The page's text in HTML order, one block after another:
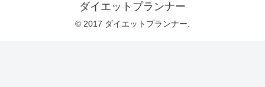
ダイエットプランナー
© 2017 ダイエットプランナー.